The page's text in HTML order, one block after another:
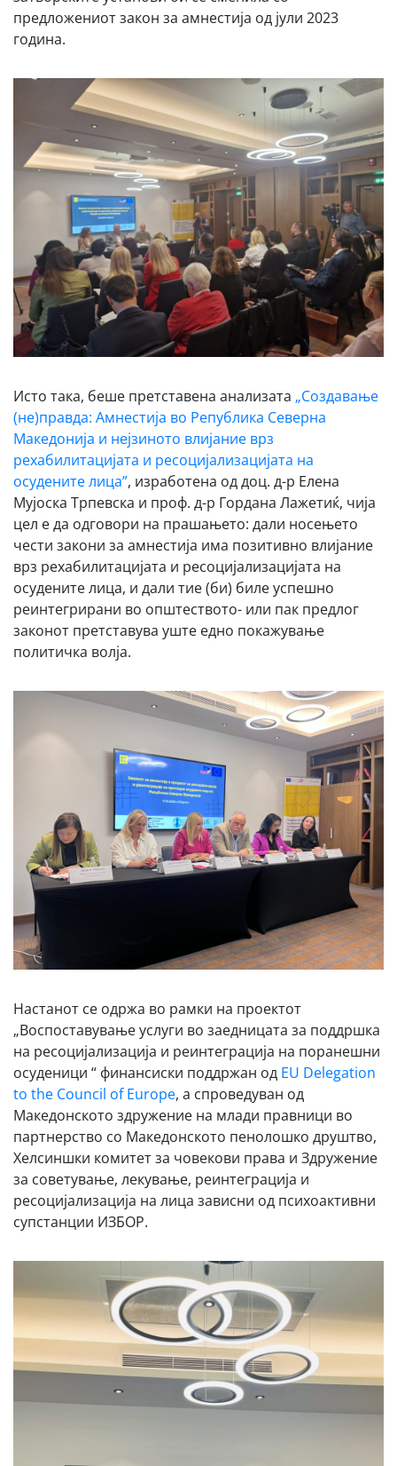
предложениот закон за амнестија од јули 2023
година.
Исто така, беше претставена анализата „Создавање
(не)правда: Амнестија во Република Северна
Македонија и нејзиното влијание врз
рехабилитацијата и ресоцијализацијата на
осудените лица”, изработена од доц. д-р Елена
Мујоска Трпевска и проф. д-р Гордана Лажетиќ, чија
цел е да одговори на прашањето: дали носењето
чести закони за амнестија има позитивно влијание
врз рехабилитацијата и ресоцијализацијата на
осудените лица, и дали тие (би) биле успешно
реинтегрирани во општеството- или пак предлог
законот претставува уште едно покажување
политичка волја.
Настанот се одржа во рамки на проектот
„Воспоставување услуги во заедницата за поддршка
на ресоцијализација и реинтеграција на поранешни
осуденици “ финансиски поддржан од EU Delegation
to the Council of Europe, а спроведуван од
Mакедонското здружение на млади правници во
партнерство со Македонското пенолошко друштво,
Хелсиншки комитет за човекови права и Здружение
за советување, лекување, реинтеграција и
ресоцијализација на лица зависни од психоактивни
супстанции ИЗБОР.